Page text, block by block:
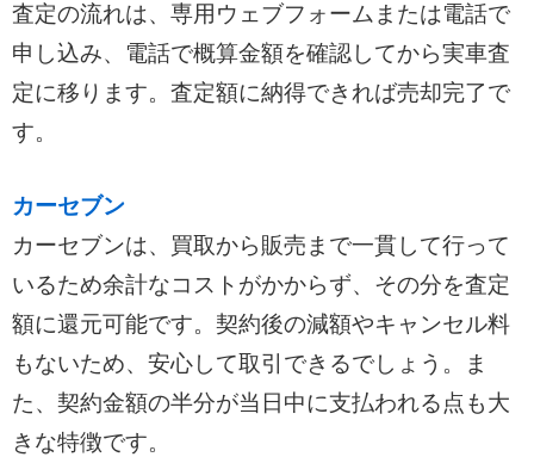
査定の流れは、専用ウェブフォームまたは電話で
申し込み、電話で概算金額を確認してから実車査
定に移ります。査定額に納得できれば売却完了で
す。
カーセブン
カーセブンは、買取から販売まで一貫して行って
いるため余計なコストがかからず、その分を査定
額に還元可能です。契約後の減額やキャンセル料
もないため、安心して取引できるでしょう。ま
た、契約金額の半分が当日中に支払われる点も大
きな特徴です。